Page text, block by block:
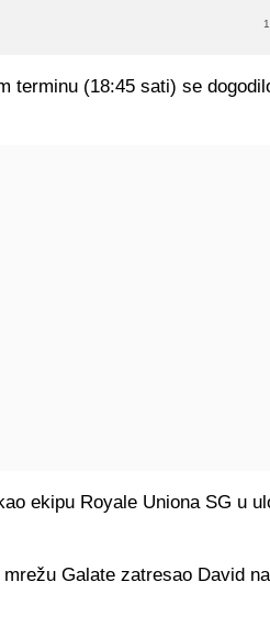
terminu (18:45 sati) se
ekipu Royale Uniona SG u
Galate zatresao David na